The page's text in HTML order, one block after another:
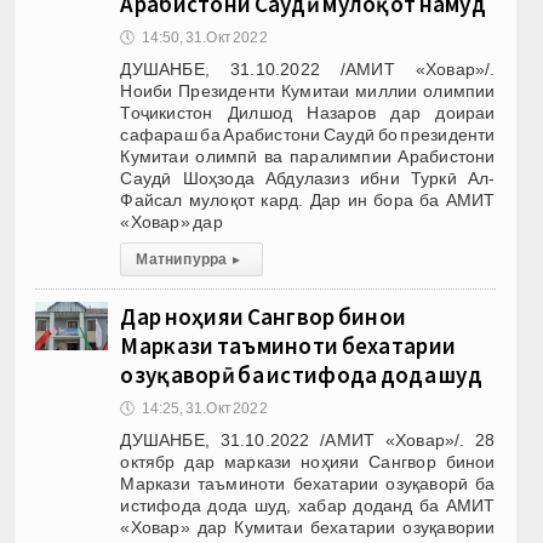
🕔 14:50, 31.Окт 2022
ДУШАНБЕ, 31.10.2022 /АМИТ «Ховар»/.
Ноиби Президенти Кумитаи миллии олимпии
Тоҷикистон Дилшод Назаров дар доираи
сафараш ба Арабистони Саудӣ бо президенти
Кумитаи олимпӣ ва паралимпии Арабистони
Саудӣ Шоҳзода Абдулазиз ибни Туркӣ Ал-
Файсал мулоқот кард. Дар ин бора ба АМИТ
«Ховар» дар
Матни пурра ▸
Дар ноҳияи Сангвор бинои
Маркази таъминоти бехатарии
озуқаворӣ ба истифода дода шуд
🕔 14:25, 31.Окт 2022
ДУШАНБЕ, 31.10.2022 /АМИТ «Ховар»/. 28
октябр дар маркази ноҳияи Сангвор бинои
Маркази таъминоти бехатарии озуқаворӣ ба
истифода дода шуд, хабар доданд ба АМИТ
«Ховар» дар Кумитаи бехатарии озуқавории